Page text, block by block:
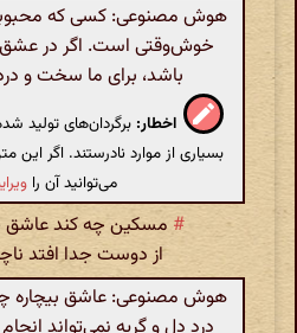
هوش مصنوعی: کسی که
خوش‌وقتی است. اگر در
باشد، برای ما سخت و
اخطار: برگردان‌های
بسیاری از موارد نادرستند. اگر
می‌توانید آن را
# مسکین چه کند عاشق
از دوست جدا افتد
هوش مصنوعی: عاشق بیچاره